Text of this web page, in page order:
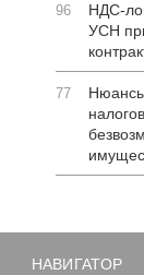
96
НДС-
УСН
77
Нюансы
НАВИГАТОР